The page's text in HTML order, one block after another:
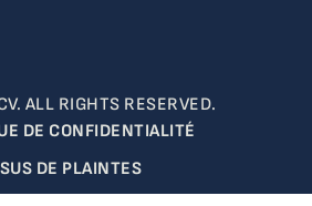
ALL RIGHTS RESERVED.
DE CONFIDENTIALITÉ
DE PLAINTES